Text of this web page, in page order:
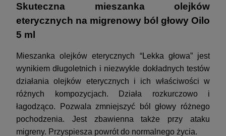
Skuteczna mieszanka olejków
eterycznych na migrenowy ból głowy Oilo
5 ml
Mieszanka olejków eterycznych “Lekka głowa” jest
wynikiem długoletnich i niezwykle dokładnych testów
działania olejków eterycznych i ich właściwości w
różnych kompozycjach. Działa rozkurczowo i
łagodząco. Pozwala zmniejszyć ból głowy różnego
pochodzenia. Jest zbawienna także przy ataku
migreny. Przyspiesza powrót do normalnego życia.